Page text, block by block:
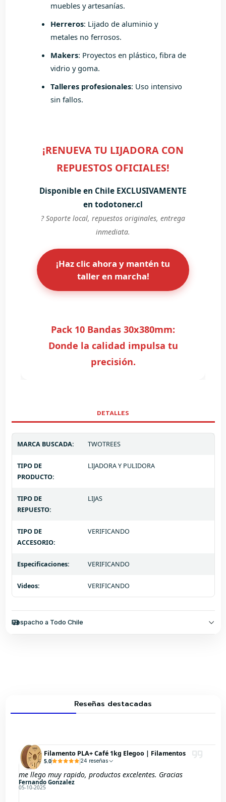
muebles y artesanías.
Herreros: Lijado de aluminio y
metales no ferrosos.
Makers: Proyectos en plástico, fibra de
vidrio y goma.
Talleres profesionales: Uso intensivo
sin fallos.
¡RENUEVA TU LIJADORA CON
REPUESTOS OFICIALES!
Disponible en Chile EXCLUSIVAMENTE
en todotoner.cl
? Soporte local, repuestos originales, entrega
inmediata.
¡Haz clic ahora y mantén tu
taller en marcha!
Pack 10 Bandas 30x380mm:
Donde la calidad impulsa tu
precisión.
DETALLES
MARCA BUSCADA: TWOTREES
TIPO DE
PRODUCTO:
LIJADORA Y PULIDORA
TIPO DE
REPUESTO:
LIJAS
TIPO DE
ACCESORIO:
VERIFICANDO
Especificaciones: VERIFICANDO
Videos: VERIFICANDO
Despacho a Todo Chile
Reseñas destacadas
Filamento PLA+ Café 1kg Elegoo | Filamentos
5.0 24 reseñas
me llego muy rapido, productos excelentes. Gracias
Fernando Gonzalez
05-10-2025